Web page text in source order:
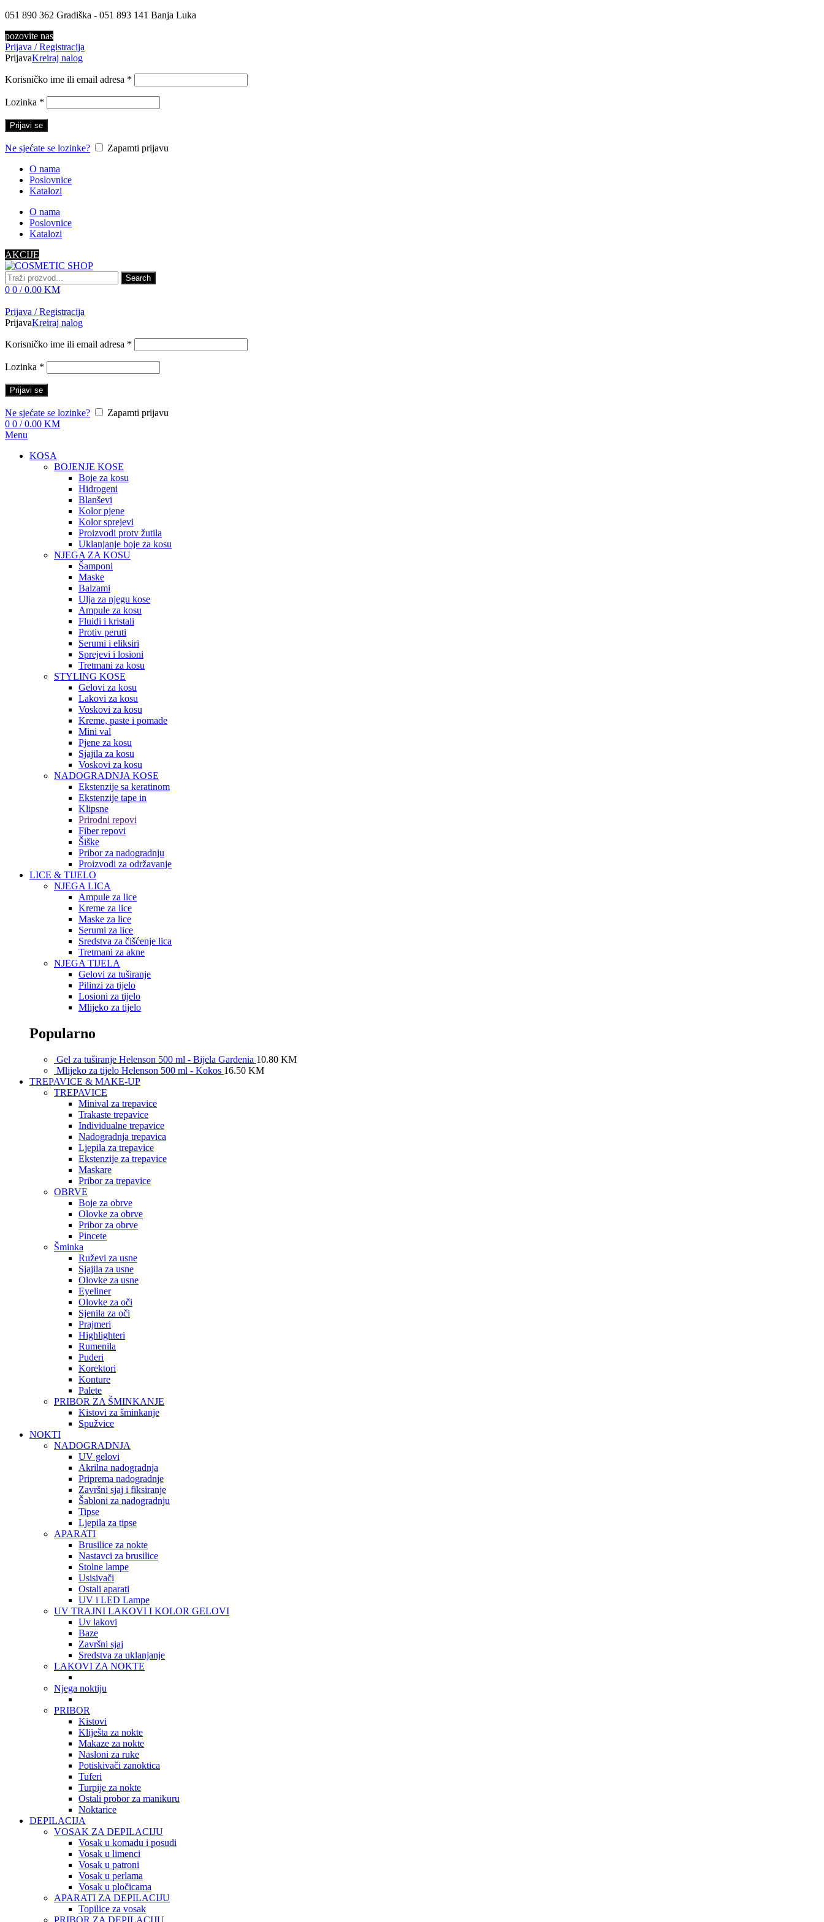
051 890 362 Gradiška - 051 893 141 Banja Luka
pozovite nas
Prijava / Registracija
PrijavaKreiraj nalog
Korisničko ime ili email adresa *
Lozinka *
Prijavi se
Ne sjećate se lozinke?
Zapamti prijavu
O nama
Poslovnice
Katalozi
O nama
Poslovnice
Katalozi
AKCIJE
Search
0 0 / 0.00 KM
Prijava / Registracija
PrijavaKreiraj nalog
Korisničko ime ili email adresa *
Lozinka *
Prijavi se
Ne sjećate se lozinke?
Zapamti prijavu
0 0 / 0.00 KM
Menu
KOSA
BOJENJE KOSE
Boje za kosu
Hidrogeni
Blanševi
Kolor pjene
Kolor sprejevi
Proizvodi protv žutila
Uklanjanje boje za kosu
NJEGA ZA KOSU
Šamponi
Maske
Balzami
Ulja za njegu kose
Ampule za kosu
Fluidi i kristali
Protiv peruti
Serumi i eliksiri
Sprejevi i losioni
Tretmani za kosu
STYLING KOSE
Gelovi za kosu
Lakovi za kosu
Voskovi za kosu
Kreme, paste i pomade
Mini val
Pjene za kosu
Sjajila za kosu
Voskovi za kosu
NADOGRADNJA KOSE
Ekstenzije sa keratinom
Ekstenzije tape in
Klipsne
Prirodni repovi
Fiber repovi
Šiške
Pribor za nadogradnju
Proizvodi za održavanje
LICE & TIJELO
NJEGA LICA
Ampule za lice
Kreme za lice
Maske za lice
Serumi za lice
Sredstva za čišćenje lica
Tretmani za akne
NJEGA TIJELA
Gelovi za tuširanje
Pilinzi za tijelo
Losioni za tijelo
Mlijeko za tijelo
Popularno
Gel za tuširanje Helenson 500 ml - Bijela Gardenia 10.80 KM
Mlijeko za tijelo Helenson 500 ml - Kokos 16.50 KM
TREPAVICE & MAKE-UP
TREPAVICE
Minival za trepavice
Trakaste trepavice
Individualne trepavice
Nadogradnja trepavica
Ljepila za trepavice
Ekstenzije za trepavice
Maskare
Pribor za trepavice
OBRVE
Boje za obrve
Olovke za obrve
Pribor za obrve
Pincete
Šminka
Ruževi za usne
Sjajila za usne
Olovke za usne
Eyeliner
Olovke za oči
Sjenila za oči
Prajmeri
Highlighteri
Rumenila
Puderi
Korektori
Konture
Palete
PRIBOR ZA ŠMINKANJE
Kistovi za šminkanje
Spužvice
NOKTI
NADOGRADNJA
UV gelovi
Akrilna nadogradnja
Priprema nadogradnje
Završni sjaj i fiksiranje
Šabloni za nadogradnju
Tipse
Ljepila za tipse
APARATI
Brusilice za nokte
Nastavci za brusilice
Stolne lampe
Usisivači
Ostali aparati
UV i LED Lampe
UV TRAJNI LAKOVI I KOLOR GELOVI
Uv lakovi
Baze
Završni sjaj
Sredstva za uklanjanje
LAKOVI ZA NOKTE
Njega noktiju
PRIBOR
Kistovi
Kliješta za nokte
Makaze za nokte
Nasloni za ruke
Potiskivači zanoktica
Tuferi
Turpije za nokte
Ostali probor za manikuru
Noktarice
DEPILACIJA
VOSAK ZA DEPILACIJU
Vosak u komadu i posudi
Vosak u limenci
Vosak u patroni
Vosak u perlama
Vosak u pločicama
APARATI ZA DEPILACIJU
Topilice za vosak
PRIBOR ZA DEPILACIJU